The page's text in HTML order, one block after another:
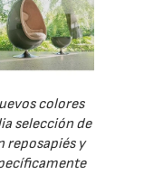
colores
selección de
reposapiés y